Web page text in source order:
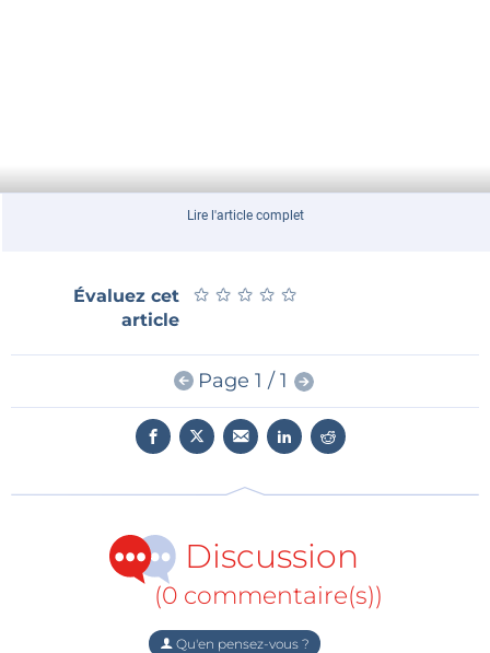
Lire l'article complet
Évaluez cet
article
★ ★ ★ ★ ★
★ ★ ★ ★ ★
Page 1 / 1
Discussion
(0 commentaire(s))
Qu'en pensez-vous ?